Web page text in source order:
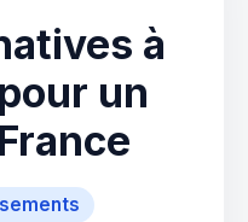
à
un